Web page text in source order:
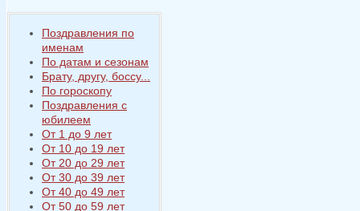
Поздравления по
именам
По датам и сезонам
Брату, другу, боссу...
По гороскопу
Поздравления с
юбилеем
От 1 до 9 лет
От 10 до 19 лет
От 20 до 29 лет
От 30 до 39 лет
От 40 до 49 лет
От 50 до 59 лет